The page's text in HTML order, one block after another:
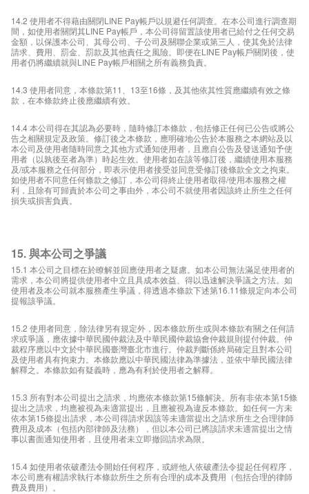
14.2 使用者不得藉由關閉LINE Pay帳戶以規避任何調查。在本公司進行調查期
間，如使用者關閉其LINE Pay帳戶，本公司得留置該使用者已給付之任何交易
金額，以保護本公司、其母公司、子公司及關聯企業或第三人，使其免於法律
請求、費用、罰金、罰款及其他責任之風險。即便在LINE Pay帳戶關閉後，使
用者仍將繼續就與LINE Pay帳戶相關之所有義務負責。
14.3 使用者同意，本條款第11、13至16條，及其他依其性質應繼續有效之條
款，在本條款終止後應繼續有效。
14.4 本公司得在其認為必要時，隨時修訂本條款，包括修正任何已公告或將公
告之相關規定及政策。修訂後之本條款，應明確地公告於本服務之本網站及以
本公司及使用者隨時同意之其他方式通知使用者，且應自公告及發送通知予使
用者（以孰後至者為準）時起生效。使用者如在該等修訂後，繼續使用本服務
及/或本服務之任何部分，即表示使用者接受並同意受修訂後條款全文之拘束。
如使用者不同意任何條款之修訂，本公司得終止使用者取得/使用本服務之權
利，且除有可歸責於本公司之事由外，本公司不就使用者因該終止所生之任何
損失或損害負責。
15. 與本公司之爭議
15.1 本公司之目標在於瞭解並回應使用者之疑慮。如本公司無法滿足使用者的
需求，本公司將提供使用者中立且具成本效益、得以迅速解決爭議之方法。如
使用者及本公司就本服務產生爭議，得透過本條款下述第16.11條規定向本公司
提報該爭議。
15.2 使用者同意，除法律另有規定外，因本條款所生或與本條款有關之任何請
求或爭議，應依據中華民國仲裁法及中華民國仲裁協會仲裁規則提付仲裁。仲
裁程序應以中文於中華民國臺灣臺北市進行。仲裁判斷係終局確定且對本公司
及使用者具有拘束力。本條款應以中華民國法律為準據法，並依中華民國法律
解釋之。本條款如有疑義時，應為有利於使用者之解釋。
15.3 所有對本公司提出之請求，均應依本條款第15條解決。所有非依本第15條
提出之請求，均應被視為未適當提出，且應被視為違反本條款。如任何一方未
依本第15條提出請求，本公司得請求因該等未適當提出之請求所生之合理律師
費用及成本（包括內部律師及法務），但以本公司已將該請求未適當提出之情
事以書面通知使用者，且使用者未立即撤回請求為限。
15.4 如使用者依破產法令開始任何程序，或經他人依破產法令提起任何程序，
本公司應有權請求執行本條款所生之所有合理的成本及費用（包括合理的律師
費及費用）。